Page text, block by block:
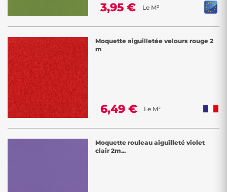
3,95 € Le M²
Moquette aiguilletée velours rouge 2
m
6,49 € Le M²
Moquette rouleau aiguilleté violet
clair 2m...